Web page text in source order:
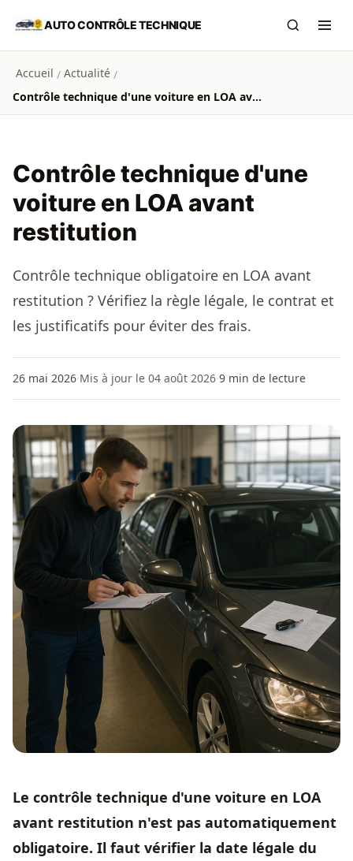
Aller au contenu principal
AUTO CONTRÔLE TECHNIQUE
Accueil / Actualité /
Contrôle technique d'une voiture en LOA avant restitution
Contrôle technique d'une
voiture en LOA avant
restitution
Contrôle technique obligatoire en LOA avant
restitution ? Vérifiez la règle légale, le contrat et
les justificatifs pour éviter des frais.
26 mai 2026·Mis à jour le 04 août 2026·9 min de lecture
Le contrôle technique d'une voiture en LOA
avant restitution n'est pas automatiquement
obligatoire. Il faut vérifier la date légale du